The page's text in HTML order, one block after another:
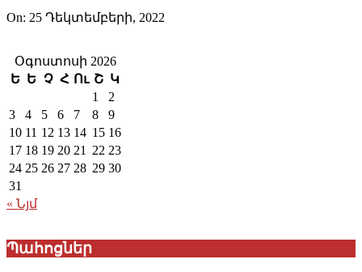
On: 25 Դեկտեմբերի, 2022
Օգոստոսի 2026
Ե Ե Չ Հ Ու Շ Կ
1
2
3
4 5 6 7 8
9
10 11 12 13 14 15 16
17 18 19 20 21 22 23
24 25 26 27 28 29 30
31
« Նյմ
Պահոցներ